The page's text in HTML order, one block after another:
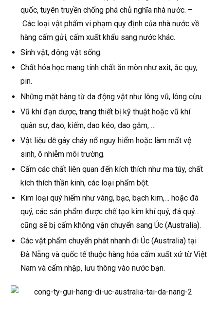
quốc, tuyên truyền chống phá chủ nghĩa nhà nước. –
Các loại vật phẩm vi phạm quy định của nhà nước về
hàng cấm gửi, cấm xuất khẩu sang nước khác.
Sinh vật, động vật sống.
Chất hóa học mang tính chất ăn mòn như axit, ắc quy,
pin.
Những mặt hàng từ da động vật như lông vũ, lông cừu.
Vũ khí đạn dược, trang thiết bị kỹ thuật hoặc vũ khí
quân sự, đao, kiếm, dao kéo, dao găm, …
Vật liệu dễ gây cháy nổ nguy hiểm hoặc làm mất vệ
sinh, ô nhiễm môi trường.
Cấm các chất liên quan đến kích thích như ma túy, chất
kích thích thần kinh, các loại phẩm bột.
Kim loại quý hiếm như vàng, bạc, bạch kim,… hoặc đá
quý, các sản phẩm được chế tạo kim khí quý, đá quý…
cũng sẽ bị cấm không vận chuyển sang Úc (Australia).
Các vật phẩm chuyển phát nhanh đi Úc (Australia) tại
Đà Nẵng và quốc tế thuộc hàng hóa cấm xuất xứ từ Việt
Nam và cấm nhập, lưu thông vào nước bạn.